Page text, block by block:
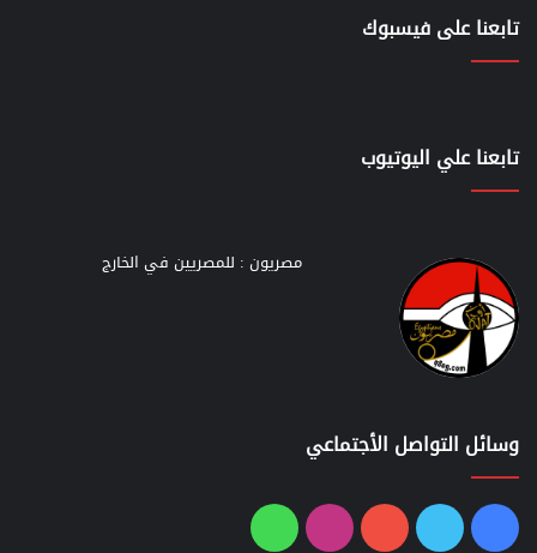
تابعنا على فيسبوك
تابعنا علي اليوتيوب
مصريون : للمصريين في الخارج
وسائل التواصل الأجتماعي
فيسبوك
تويتر يوتيوبانستقرامواتساب